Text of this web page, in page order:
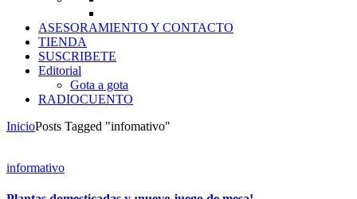
ASESORAMIENTO Y CONTACTO
TIENDA
SUSCRIBETE
Editorial
Gota a gota
RADIOCUENTO
InicioPosts Tagged "infomativo"
informativo